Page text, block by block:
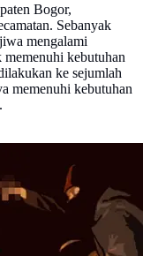
Bogor,
Sebanyak
mengalami
kebutuhan
ke sejumlah
memenuhi kebutuhan